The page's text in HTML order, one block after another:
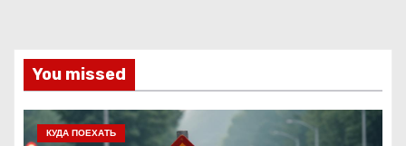
You missed
КУДА ПОЕХАТЬ